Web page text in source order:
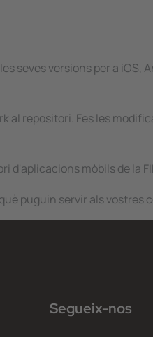
seves versions per a
al repositori. Fes les
d'aplicacions mòbils de la
puguin servir als
Segueix-nos